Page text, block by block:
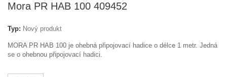
Mora PR HAB 100 409452
Typ: Nový produkt
MORA PR HAB 100 je ohebná připojovací hadice o délce 1 metr. Jedná
se o ohebnou připojovací hadici.